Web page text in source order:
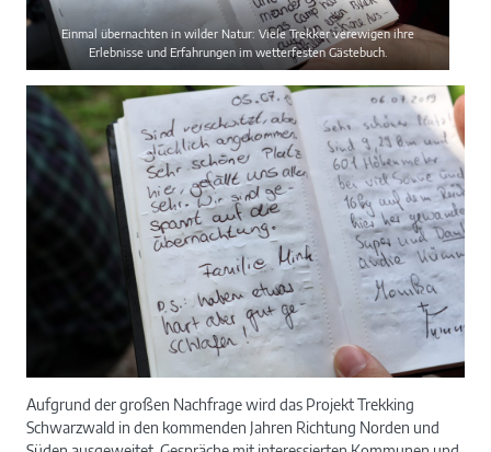
Einmal übernachten in wilder Natur: Viele Trekker verewigen ihre
Erlebnisse und Erfahrungen im wetterfesten Gästebuch.
Aufgrund der großen Nachfrage wird das Projekt Trekking
Schwarzwald in den kommenden Jahren Richtung Norden und